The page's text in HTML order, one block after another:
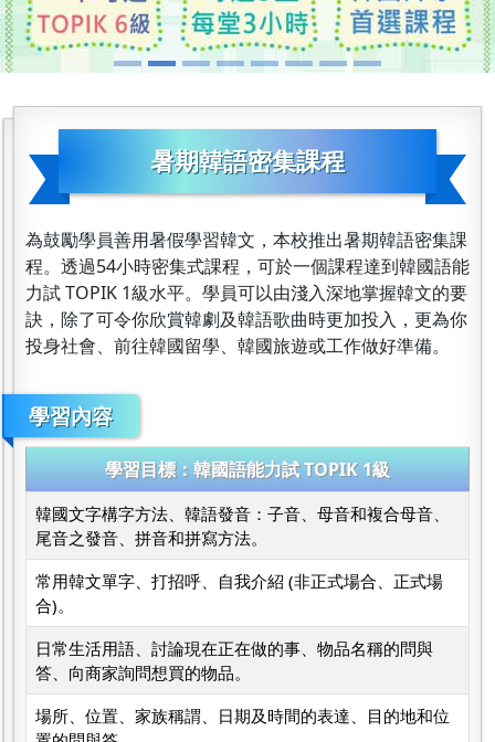
暑期韓語密集課程
為鼓勵學員善用暑假學習韓文，本校推出暑期韓語密集課
程。透過54小時密集式課程，可於一個課程達到韓國語能
力試 TOPIK 1級水平。學員可以由淺入深地掌握韓文的要
訣，除了可令你欣賞韓劇及韓語歌曲時更加投入，更為你
投身社會、前往韓國留學、韓國旅遊或工作做好準備。
學習內容
學習目標：韓國語能力試 TOPIK 1級
韓國文字構字方法、韓語發音：子音、母音和複合母音、
尾音之發音、拼音和拼寫方法。
常用韓文單字、打招呼、自我介紹 (非正式場合、正式場
合)。
日常生活用語、討論現在正在做的事、物品名稱的問與
答、向商家詢問想買的物品。
場所、位置、家族稱謂、日期及時間的表達、目的地和位